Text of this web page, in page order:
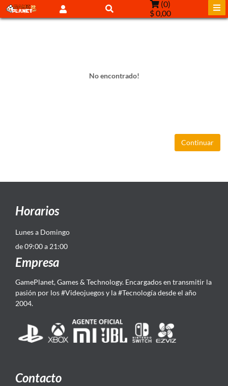
(0)
$ 0,00
No encontrado!
Continuar
Horarios
Lunes a Domingo
de 09:00 a 21:00
Empresa
GamePlanet, Games & Technology. Encargados en transmitir la
pasión por los #Videojuegos y la #Tecnología desde el año
2004.
Contacto